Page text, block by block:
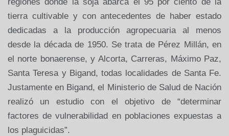
tierra cultivable y con antecedentes de haber estado
dedicadas a la
producción agropecuaria al menos
desde la década de 1950. Se trata de Pérez Millán, en
el norte bonaerense, y Alcorta, Carreras, Máximo Paz,
Santa Teresa y Bigand, todas localidades de Santa Fe.
Justamente en Bigand, el Ministerio de Salud de Nación
realizó un estudio con el
objetivo de “determinar
factores de vulnerabilidad en poblaciones expuestas a
los plaguicidas”.